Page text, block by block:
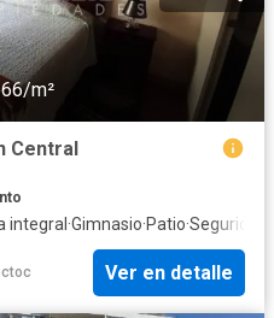
m²
Central
integral·Gimnasio·Patio·Seguridad
Ver en detalle